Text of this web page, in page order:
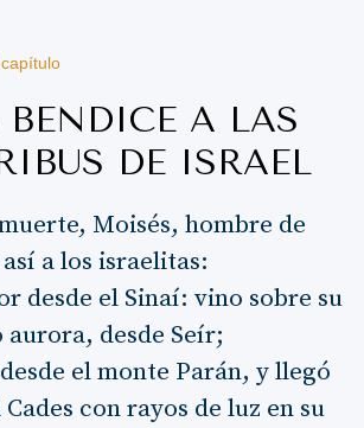
A LAS
DE ISRAEL
Moisés, hombre de
a los israelitas:
desde el Sinaí: vino sobre su
desde Seír;
el monte Parán, y llegó
con rayos de luz en su